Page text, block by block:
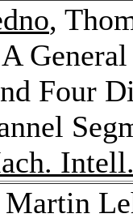
,
Four
Martin